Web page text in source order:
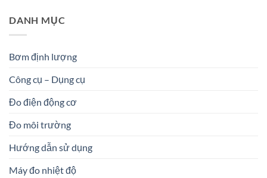
DANH MỤC
Bơm định lượng
Công cụ – Dụng cụ
Đo điện động cơ
Đo môi trường
Hướng dẫn sử dụng
Máy đo nhiệt độ